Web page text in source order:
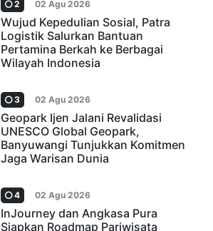
2 02 Agu 2026
Wujud Kepedulian Sosial, Patra
Logistik Salurkan Bantuan
Pertamina Berkah ke Berbagai
Wilayah Indonesia
3 02 Agu 2026
Geopark Ijen Jalani Revalidasi
UNESCO Global Geopark,
Banyuwangi Tunjukkan Komitmen
Jaga Warisan Dunia
4 02 Agu 2026
InJourney dan Angkasa Pura
Siapkan Roadmap Pariwisata